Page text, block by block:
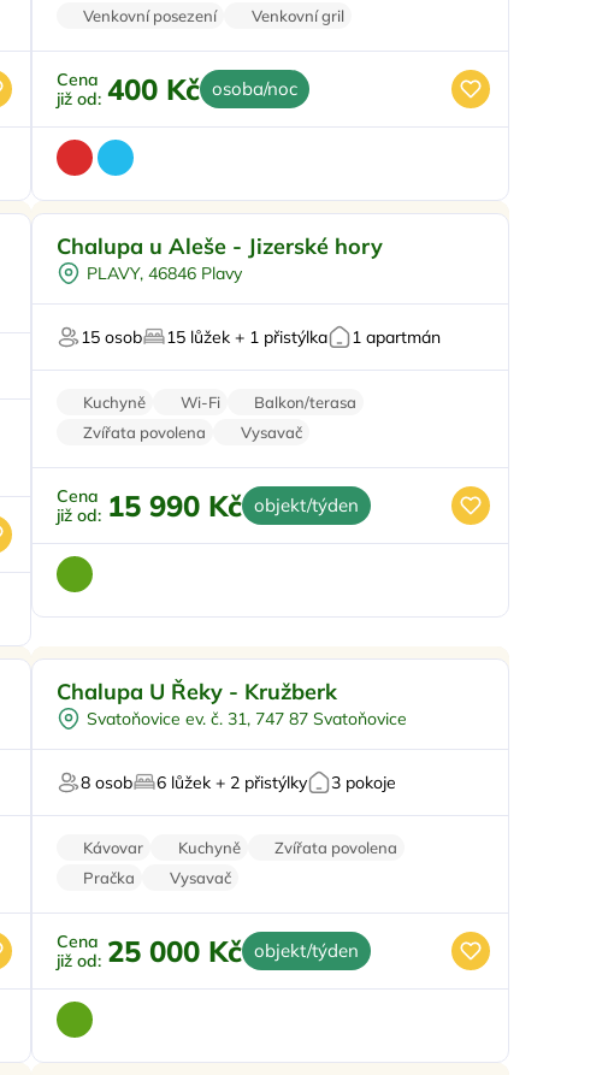
Venkovní posezení
Venkovní gril
Cena
již od: 400 Kč osoba/noc
Dětské hřiště
Venkovní bazén
Pro skupiny
Chalupa u Aleše - Jizerské hory
PLAVY, 46846 Plavy
15 osob 15 lůžek + 1 přistýlka 1 apartmán
Kuchyně Wi-Fi
Balkon/terasa
Zvířata povolena
Vysavač
Cena
již od: 15 990 Kč objekt/týden
Pro rodiny s dětmi
Koupací sud
Sauna
U vody
Chalupa U Řeky - Kružberk
Svatoňovice ev. č. 31, 747 87 Svatoňovice
8 osob 6 lůžek + 2 přistýlky 3 pokoje
Kávovar Kuchyně
Zvířata povolena
Pračka
Vysavač
Cena
již od: 25 000 Kč objekt/týden